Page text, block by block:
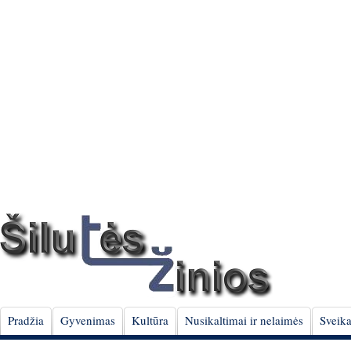
Pradžia Gyvenimas Kultūra Nusikaltimai ir nelaimės